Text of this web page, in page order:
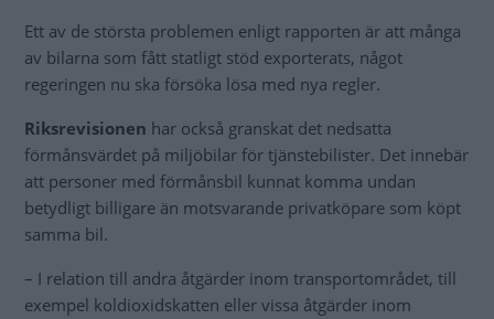
Ett av de största problemen enligt rapporten är att många
av bilarna som fått statligt stöd exporterats, något
regeringen nu ska försöka lösa med nya regler.
Riksrevisionen har också granskat det nedsatta
förmånsvärdet på miljöbilar för tjänstebilister. Det innebär
att personer med förmånsbil kunnat komma undan
betydligt billigare än motsvarande privatköpare som köpt
samma bil.
– I relation till andra åtgärder inom transportområdet, till
exempel koldioxidskatten eller vissa åtgärder inom